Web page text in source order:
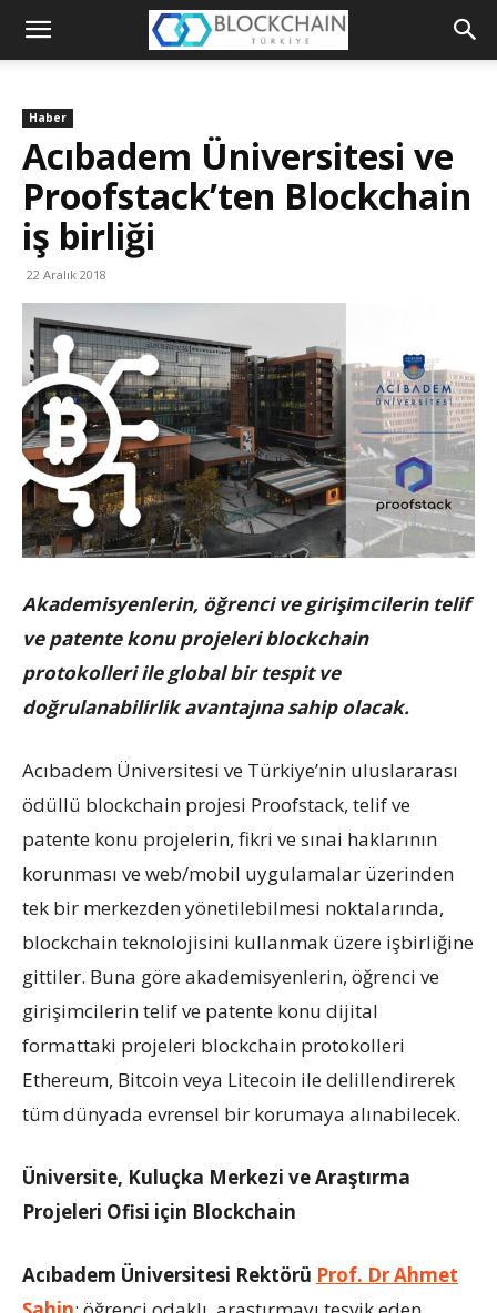
Blockchain
Haber
Acıbadem Üniversitesi ve
Proofstack’ten Blockchain
iş birliği
22 Aralık 2018
Akademisyenlerin, öğrenci ve girişimcilerin telif
ve patente konu projeleri blockchain
protokolleri ile global bir tespit ve
doğrulanabilirlik avantajına sahip olacak.
Acıbadem Üniversitesi ve Türkiye’nin uluslararası
ödüllü blockchain projesi Proofstack, telif ve
patente konu projelerin, fikri ve sınai haklarının
korunması ve web/mobil uygulamalar üzerinden
tek bir merkezden yönetilebilmesi noktalarında,
blockchain teknolojisini kullanmak üzere işbirliğine
gittiler. Buna göre akademisyenlerin, öğrenci ve
girişimcilerin telif ve patente konu dijital
formattaki projeleri blockchain protokolleri
Ethereum, Bitcoin veya Litecoin ile delillendirerek
tüm dünyada evrensel bir korumaya alınabilecek.
Üniversite, Kuluçka Merkezi ve Araştırma
Projeleri Ofisi için Blockchain
Acıbadem Üniversitesi Rektörü Prof. Dr Ahmet